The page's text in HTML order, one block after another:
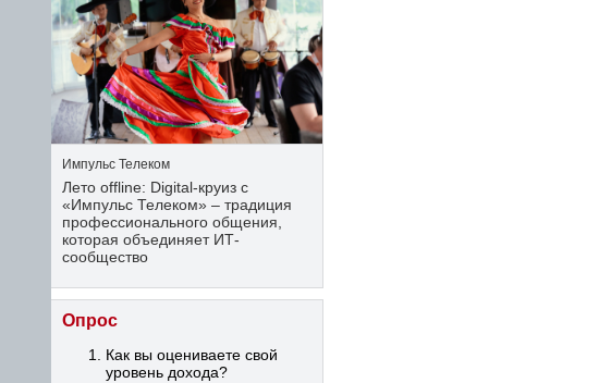
Импульс Телеком
Лето offline: Digital-круиз с
«Импульс Телеком» – традиция
профессионального общения,
которая объединяет ИТ-
сообщество
Опрос
Как вы оцениваете свой
уровень дохода?